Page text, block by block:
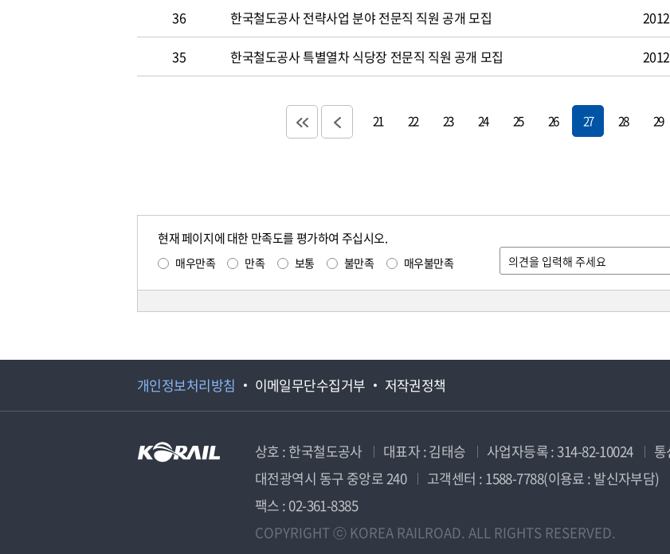
36 한국철도공사 전략사업 분야 전문직 직원 공개 모집
35 한국철도공사 특별열차 식당장 전문직 직원 공개 모집
21 22 23 24 25 26 27 28 29
현재 페이지에 대한 만족도를 평가하여 주십시오.
매우만족 만족 보통 불만족 매우불만족
개인정보처리방침 이메일무단수집거부 저작권정책
상호 : 한국철도공사 대표자 : 김태승 사업자등록 : 314-82-10024
대전광역시 동구 중앙로 240
고객센터 : 1588-7788(이용료 : 발신자부담)
팩스 : 02-361-8385
COPYRIGHT ⓒ KOREA RAILROAD. ALL RIGHTS RESERVED.